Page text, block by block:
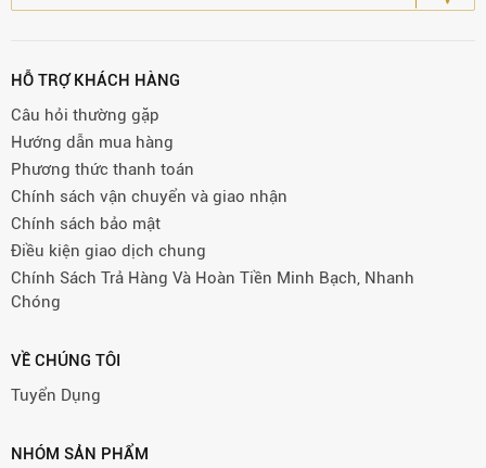
HỖ TRỢ KHÁCH HÀNG
Câu hỏi thường gặp
Hướng dẫn mua hàng
Phương thức thanh toán
Chính sách vận chuyển và giao nhận
Chính sách bảo mật
Điều kiện giao dịch chung
Chính Sách Trả Hàng Và Hoàn Tiền Minh Bạch, Nhanh
Chóng
VỀ CHÚNG TÔI
Tuyển Dụng
NHÓM SẢN PHẨM